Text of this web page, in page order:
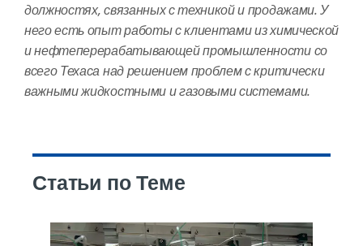
должностях, связанных с техникой и продажами. У
него есть опыт работы с клиентами из химической
и нефтеперерабатывающей промышленности со
всего Техаса над решением проблем с критически
важными жидкостными и газовыми системами.
Статьи по Теме